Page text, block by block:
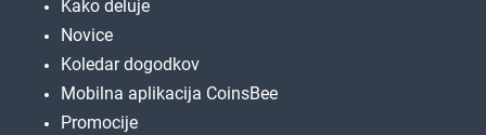
Kako deluje
Novice
Koledar dogodkov
Mobilna aplikacija CoinsBee
Promocije